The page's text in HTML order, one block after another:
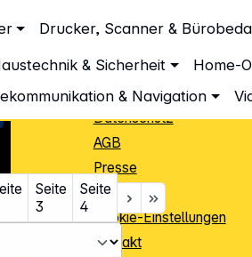
Drucker, Scanner &
& Sicherheit Home-
& Navigation
Seite
3
Seite
4
Unsere Leistungen
Beratung
Datenschutz
AGB
Presse
Impressum
Cookie-Einstellungen
Kontakt